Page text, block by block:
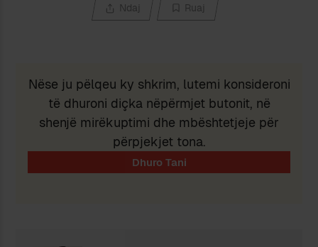
Ndaj Ruaj
Nëse ju pëlqeu ky shkrim, lutemi konsideroni
të dhuroni diçka nëpërmjet butonit, në
shenjë mirëkuptimi dhe mbështetjeje për
përpjekjet tona.